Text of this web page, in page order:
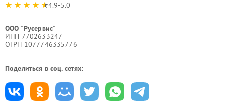
4.9-5.0
ООО "Русервис"
ИНН 7702633247
ОГРН 1077746335776
Поделиться в соц. сетях: